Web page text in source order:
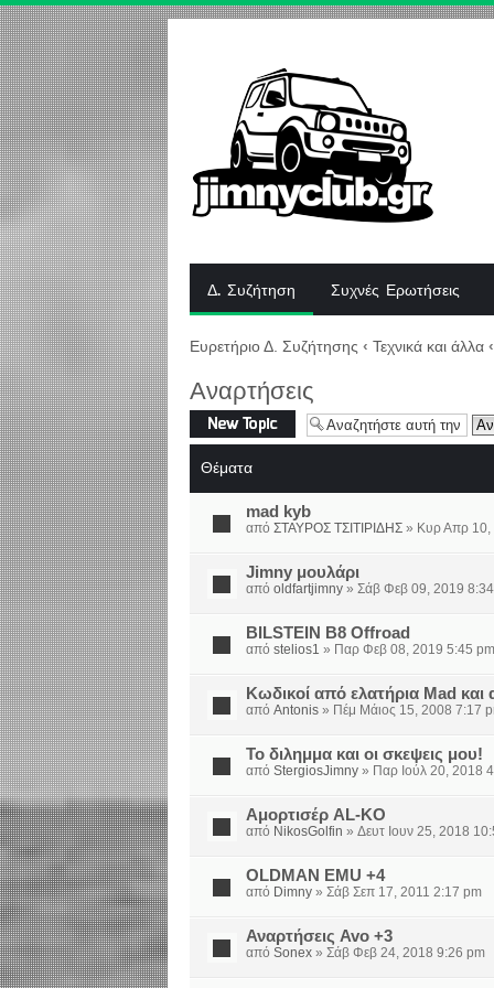
Δ. Συζήτηση Συχνές Ερωτήσεις
Ευρετήριο Δ. Συζήτησης ‹ Τεχνικά και άλλα ‹
Αναρτήσεις
Δημιουργία νέου
θέματος
Θέματα
mad kyb
από ΣΤΑΥΡΟΣ ΤΣΙΤΙΡΙΔΗΣ » Κυρ Απρ 10,
Jimny μουλάρι
από oldfartjimny » Σάβ Φεβ 09, 2019
BILSTEIN B8 Offroad
από stelios1 » Παρ Φεβ 08, 2019 5:45 pm
Κωδικοί από ελατήρια Mad και
από Antonis » Πέμ Μάιος 15, 2008 7:17
Το διλημμα και οι σκεψεις μου!
από StergiosJimny » Παρ Ιούλ 20, 2018
Αμορτισέρ AL-KO
από NikosGolfin » Δευτ Ιουν 25, 2018
OLDMAN EMU +4
από Dimny » Σάβ Σεπ 17, 2011 2:17 pm
Αναρτήσεις Avo +3
από Sonex » Σάβ Φεβ 24, 2018 9:26 pm